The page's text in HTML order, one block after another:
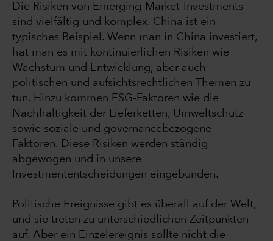
Die Risiken von Emerging-Market-Investments
sind vielfältig und komplex. China ist ein
typisches Beispiel. Wenn man in China investiert,
hat man es mit kontinuierlichen Risiken wie
Wachstum und Entwicklung, aber auch
politischen und aufsichtsrechtlichen Themen zu
tun. Hinzu kommen ESG-Faktoren wie die
Nachhaltigkeit der Lieferketten, Umweltschutz
sowie soziale und governancebezogene
Faktoren. Diese Risiken werden ständig
abgewogen und in unsere
Investmententscheidungen eingebunden.
Politische Ereignisse gibt es überall auf der Welt,
und sie treten zu unterschiedlichen Zeitpunkten
auf. Aber ein Einzelereignis sollte nicht die